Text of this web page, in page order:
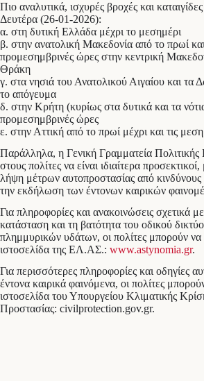
Πιο αναλυτικά, ισχυρές βροχές και
Δευτέρα (26-01-2026):
α. στη δυτική Ελλάδα μέχρι το μεσημέρι
β. στην ανατολική Μακεδονία από το πρωί
προμεσημβρινές ώρες στην κεντρική
Θράκη
γ. στα νησιά του Ανατολικού Αιγαίου και τα
το απόγευμα
δ. στην Κρήτη (κυρίως στα δυτικά και τα
προμεσημβρινές ώρες
ε. στην Αττική από το πρωί μέχρι και τις
Παράλληλα, η Γενική Γραμματεία Πολιτικής
στους πολίτες να είναι ιδιαίτερα
λήψη μέτρων αυτοπροστασίας από
την εκδήλωση των έντονων καιρικών
Για πληροφορίες και ανακοινώσεις σχετικά
κατάσταση και τη βατότητα του οδικού
πλημμυρικών υδάτων, οι πολίτες μπορούν να
ιστοσελίδα της ΕΛ.ΑΣ.: www.astynomia.gr.
Για περισσότερες πληροφορίες και οδηγίες
έντονα καιρικά φαινόμενα, οι πολίτες
ιστοσελίδα του Υπουργείου Κλιματικής
Προστασίας: civilprotection.gov.gr.